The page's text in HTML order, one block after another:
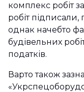
комплекс робіт
робіт
однак начебто
будівельних
податків.
Варто також